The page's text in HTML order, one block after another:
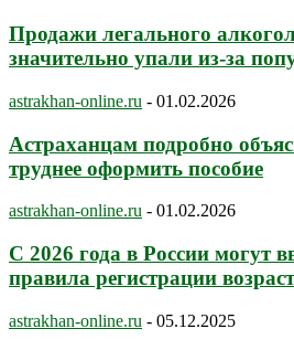
Продажи легального
значительно упали из-за
astrakhan-online.ru - 01.02.2026
Астраханцам подробно
труднее оформить пособие
astrakhan-online.ru - 01.02.2026
С 2026 года в России могут
правила регистрации
astrakhan-online.ru - 05.12.2025